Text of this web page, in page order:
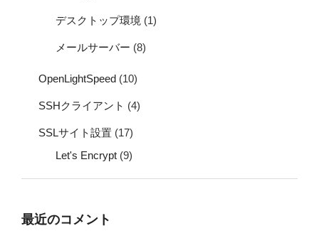
デスクトップ環境 (1)
メールサーバー (8)
OpenLightSpeed (10)
SSHクライアント (4)
SSLサイト設置 (17)
Let's Encrypt (9)
最近のコメント